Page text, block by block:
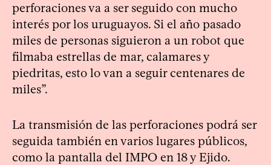
perforaciones va a ser seguido con mucho
interés por los uruguayos. Si el año pasado
miles de personas siguieron a un robot que
filmaba estrellas de mar, calamares y
piedritas, esto lo van a seguir centenares de
miles”.
La transmisión de las perforaciones podrá ser
seguida también en varios lugares públicos,
como la pantalla del IMPO en 18 y Ejido.